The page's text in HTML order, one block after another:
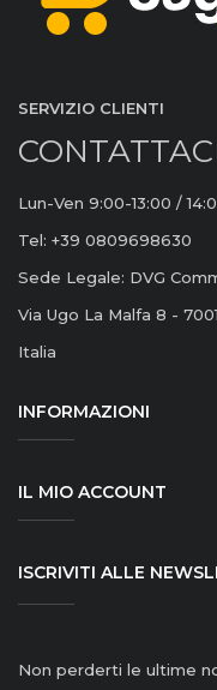
SERVIZIO CLIENTI
Lun-Ven 9:00-13:00 /
Tel: +39 0809698630
Sede Legale: DVG
Via Ugo La Malfa 8 -
Italia
INFORMAZIONI
IL MIO ACCOUNT
ISCRIVITI ALLE
Non perderti le ultime